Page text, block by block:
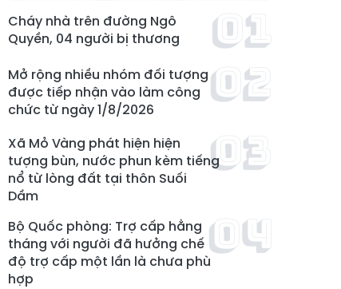
Cháy nhà trên đường Ngô
Quyền, 04 người bị thương
Mở rộng nhiều nhóm đối tượng
được tiếp nhận vào làm công
chức từ ngày 1/8/2026
Xã Mỏ Vàng phát hiện hiện
tượng bùn, nước phun kèm tiếng
nổ từ lòng đất tại thôn Suối
Dầm
Bộ Quốc phòng: Trợ cấp hằng
tháng với người đã hưởng chế
độ trợ cấp một lần là chưa phù
hợp